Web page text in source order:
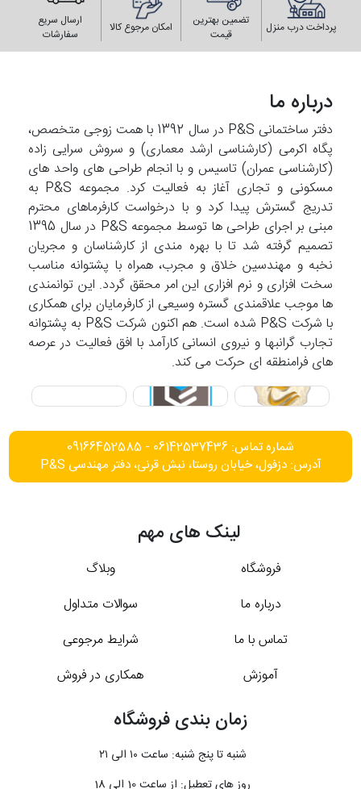
پرداخت درب منزل
تضمین بهترین
قیمت
امکان مرجوع کالا
ارسال سریع
سفارشات
درباره ما
دفتر ساختمانی P&S در سال 1392 با همت زوجی متخصص،
پگاه اکرمی (کارشناسی ارشد معماری) و سروش سرایی زاده
(کارشناسی عمران) تاسیس و با انجام طراحی های واحد های
مسکونی و تجاری آغاز به فعالیت کرد. مجموعه P&S به
تدریج گسترش پیدا کرد و با درخواست کارفرماهای محترم
مبنی بر اجرای طراحی ها توسط مجموعه P&S در سال 1395
تصمیم گرفته شد تا با بهره مندی از کارشناسان و مجریان
نخبه و مهندسین خلاق و مجرب، همراه با پشتوانه مناسب
سخت افزاری و نرم افزاری این امر محقق گردد. این توانمندی
ها موجب علاقمندی گستره وسیعی از کارفرمایان برای همکاری
با شرکت P&S شده است. هم اکنون شرکت P&S به پشتوانه
تجارب گرانبها و نیروی انسانی کارآمد با افق فعالیت در عرصه
های فرامنطقه ای حرکت می کند.
شماره تماس: 06142537436 - 09166452585
آدرس: دزفول، خیابان روستا، نبش قرنی، دفتر مهندسی P&S
لینک های مهم
فروشگاه
وبلاگ
درباره ما
سوالات متداول
تماس با ما
شرایط مرجوعی
آموزش
همکاری در فروش
زمان بندی فروشگاه
شنبه تا پنج شنبه: ساعت ۱۰ الی ۲۱
روز های تعطیل: از ساعت 10 الی 18